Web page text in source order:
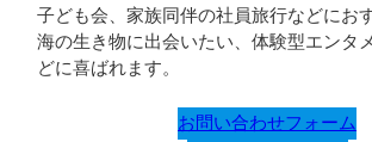
子ども会、家族同伴の社員旅行などにお
海の生き物に出会いたい、体験型エンタ
どに喜ばれます。
お問い合わせフォーム